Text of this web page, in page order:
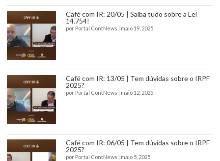
Café com IR: 20/05 | Saiba tudo sobre a Lei
14.754!
por Portal ContNews | maio 19, 2025
Café com IR: 13/05 | Tem dúvidas sobre o IRPF
2025?
por Portal ContNews | maio 12, 2025
Café com IR: 06/05 | Tem dúvidas sobre o IRPF
2025?
por Portal ContNews | maio 5, 2025